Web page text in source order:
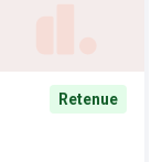
Retenue